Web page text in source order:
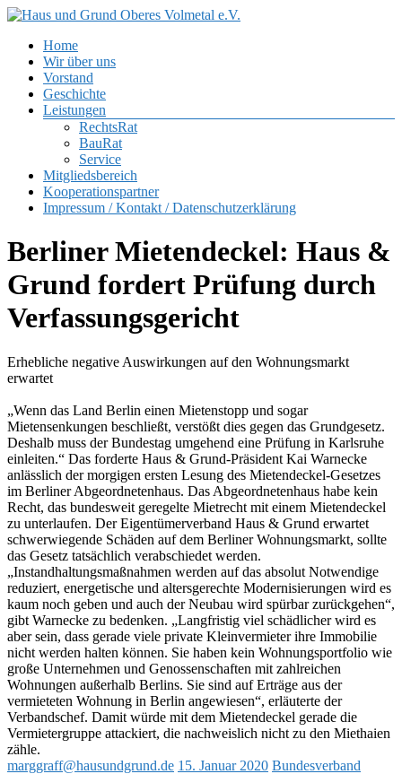
Zum
springen
Haus
und
Grund
Oberes
Volmetal
Menü
Home
Wir über uns
Vorstand
Geschichte
Leistungen
RechtsRat
BauRat
Service
Mitgliedsbereich
Kooperationspartner
Impressum / Kontakt / Datenschutzerklärung
Berliner Mietendeckel: Haus &
Grund fordert Prüfung durch
Verfassungsgericht
Erhebliche negative Auswirkungen auf den Wohnungsmarkt
erwartet
„Wenn das Land Berlin einen Mietenstopp und sogar
Mietensenkungen beschließt, verstößt dies gegen das Grundgesetz.
Deshalb muss der Bundestag umgehend eine Prüfung in Karlsruhe
einleiten.“ Das forderte Haus & Grund-Präsident Kai Warnecke
anlässlich der morgigen ersten Lesung des Mietendeckel-Gesetzes
im Berliner Abgeordnetenhaus. Das Abgeordnetenhaus habe kein
Recht, das bundesweit geregelte Mietrecht mit einem Mietendeckel
zu unterlaufen. Der Eigentümerverband Haus & Grund erwartet
schwerwiegende Schäden auf dem Berliner Wohnungsmarkt, sollte
das Gesetz tatsächlich verabschiedet werden.
„Instandhaltungsmaßnahmen werden auf das absolut Notwendige
reduziert, energetische und altersgerechte Modernisierungen wird es
kaum noch geben und auch der Neubau wird spürbar zurückgehen“,
gibt Warnecke zu bedenken. „Langfristig viel schädlicher wird es
aber sein, dass gerade viele private Kleinvermieter ihre Immobilie
nicht werden halten können. Sie haben kein Wohnungsportfolio wie
große Unternehmen und Genossenschaften mit zahlreichen
Wohnungen außerhalb Berlins. Sie sind auf Erträge aus der
vermieteten Wohnung in Berlin angewiesen“, erläuterte der
Verbandschef. Damit würde mit dem Mietendeckel gerade die
Vermietergruppe attackiert, die nachweislich nicht zu den Miethaien
zähle.
marggraff@hausundgrund.de 15. Januar 2020 Bundesverband